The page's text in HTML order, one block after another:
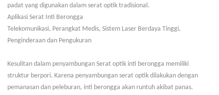
padat yang digunakan dalam serat optik tradisional.
Aplikasi Serat Inti Berongga
Telekomunikasi, Perangkat Medis, Sistem Laser Berdaya Tinggi,
Penginderaan dan Pengukuran
Kesulitan dalam penyambungan Serat optik inti berongga memiliki
struktur berpori. Karena penyambungan serat optik dilakukan dengan
pemanasan dan peleburan, inti berongga akan runtuh akibat panas.